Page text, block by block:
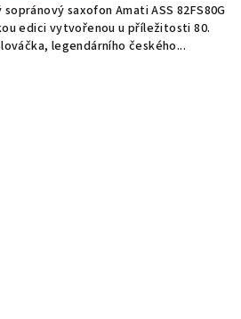
z
5
hvězdiček.
saxofon Amati ASS 82FS80G
edici vytvořenou u příležitosti 80.
legendárního českého...